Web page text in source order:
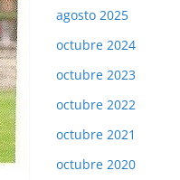
agosto 2025
octubre 2024
octubre 2023
octubre 2022
octubre 2021
octubre 2020